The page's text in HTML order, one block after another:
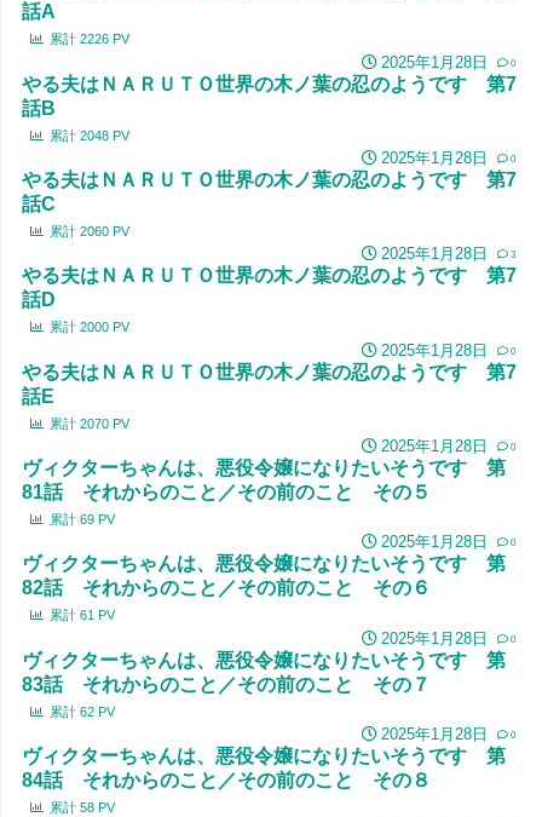
話A
累計 2226 PV
2025年1月28日 0
やる夫はＮＡＲＵＴＯ世界の木ノ葉の忍のようです 第7
話B
累計 2048 PV
2025年1月28日 0
やる夫はＮＡＲＵＴＯ世界の木ノ葉の忍のようです 第7
話C
累計 2060 PV
2025年1月28日 3
やる夫はＮＡＲＵＴＯ世界の木ノ葉の忍のようです 第7
話D
累計 2000 PV
2025年1月28日 0
やる夫はＮＡＲＵＴＯ世界の木ノ葉の忍のようです 第7
話E
累計 2070 PV
2025年1月28日 0
ヴィクターちゃんは、悪役令嬢になりたいそうです 第
81話 それからのこと／その前のこと その５
累計 69 PV
2025年1月28日 0
ヴィクターちゃんは、悪役令嬢になりたいそうです 第
82話 それからのこと／その前のこと その６
累計 61 PV
2025年1月28日 0
ヴィクターちゃんは、悪役令嬢になりたいそうです 第
83話 それからのこと／その前のこと その７
累計 62 PV
2025年1月28日 0
ヴィクターちゃんは、悪役令嬢になりたいそうです 第
84話 それからのこと／その前のこと その８
累計 58 PV